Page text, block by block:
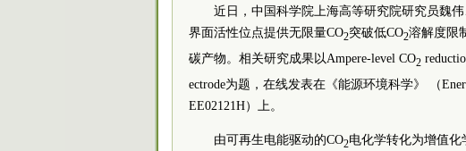
近日，中国 科学院上海高等研究院研究员魏
界面活性位点提供无限量CO2突破低CO2溶解度限
碳产物。相关研究成果以Ampere-level CO2
ectrode为题，在线发表在《能源环境科学》 （
EE02121H）上。
由可再生电能驱动的CO2电化学转化为增值化